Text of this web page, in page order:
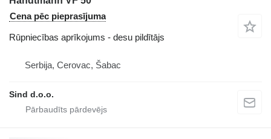
Cena pēc pieprasījuma
Rūpniecības aprīkojums - desu pildītājs
Serbija, Cerovac, Šabac
Sind d.o.o.